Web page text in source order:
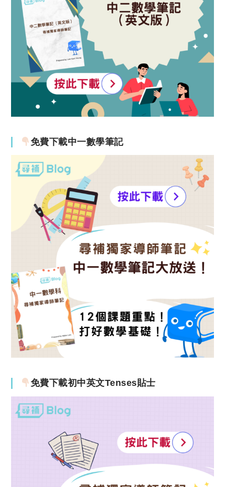
免費下載中一數學筆記
免費下載初中英文Tenses貼士